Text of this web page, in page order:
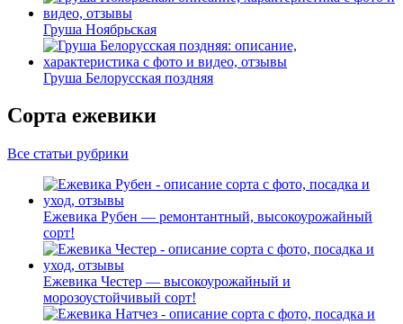
Груша Ноябрьская
Груша Белорусская поздняя
Сорта ежевики
Все статьи рубрики
Ежевика Рубен — ремонтантный, высокоурожайный
сорт!
Ежевика Честер — высокоурожайный и
морозоустойчивый сорт!